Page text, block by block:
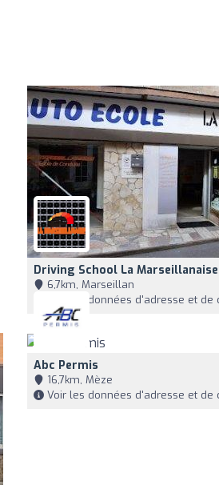
Driving School La Marseillanaise
6,7km, Marseillan
Voir les données d'adresse et de
Abc Permis
16,7km, Mèze
Voir les données d'adresse et de